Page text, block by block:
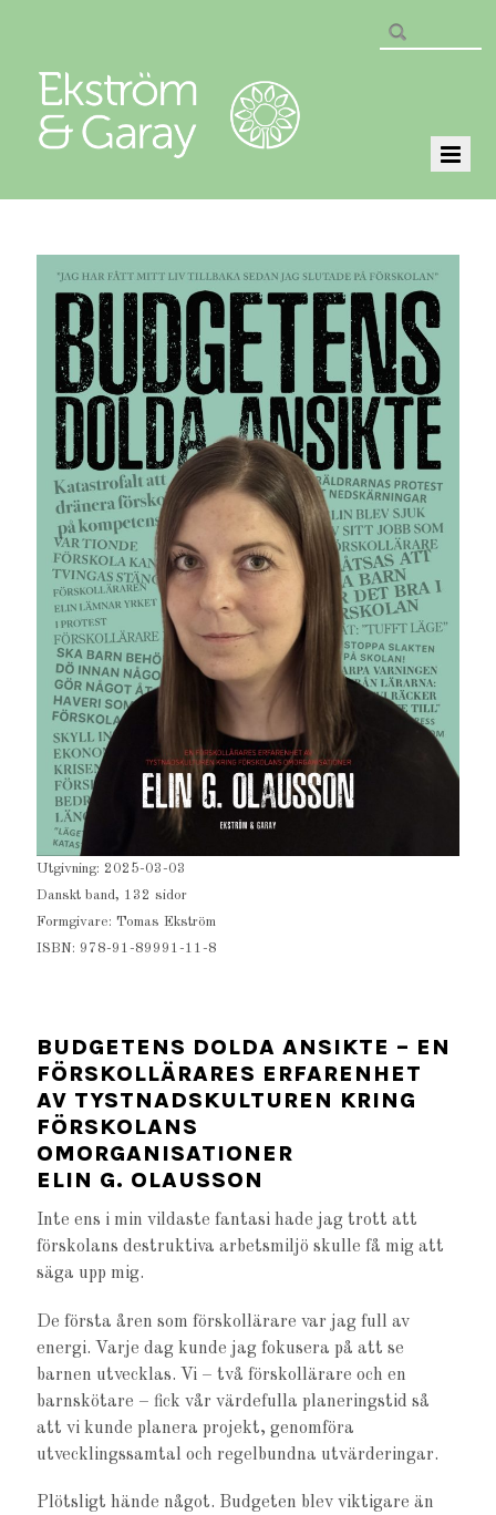
Utgivning: 2025-03-03
Danskt band, 132 sidor
Formgivare: Tomas Ekström
ISBN: 978-91-89991-11-8
BUDGETENS DOLDA ANSIKTE – EN
FÖRSKOLLÄRARES ERFARENHET
AV TYSTNADSKULTUREN KRING
FÖRSKOLANS
OMORGANISATIONER
ELIN G. OLAUSSON
Inte ens i min vildaste fantasi hade jag trott att
förskolans destruktiva arbetsmiljö skulle få mig att
säga upp mig.
De första åren som förskollärare var jag full av
energi. Varje dag kunde jag fokusera på att se
barnen utvecklas. Vi – två förskollärare och en
barnskötare – fick vår värdefulla planeringstid så
att vi kunde planera projekt, genomföra
utvecklingssamtal och regelbundna utvärderingar.
Plötsligt hände något. Budgeten blev viktigare än